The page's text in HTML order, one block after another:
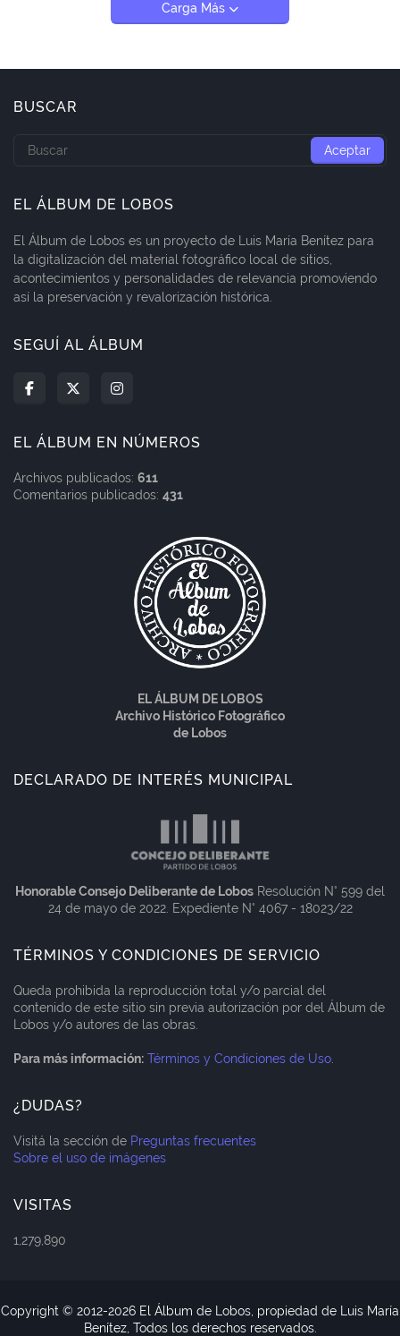
Carga Más
BUSCAR
EL ÁLBUM DE LOBOS
El Álbum de Lobos es un proyecto de Luis María Benítez para
la digitalización del material fotográfico local de sitios,
acontecimientos y personalidades de relevancia promoviendo
así la preservación y revalorización histórica.
SEGUÍ AL ÁLBUM
EL ÁLBUM EN NÚMEROS
Archivos publicados: 611
Comentarios publicados: 431
EL ÁLBUM DE LOBOS
Archivo Histórico Fotográfico
de Lobos
DECLARADO DE INTERÉS MUNICIPAL
Honorable Consejo Deliberante de Lobos Resolución N° 599 del
24 de mayo de 2022. Expediente N° 4067 - 18023/22
TÉRMINOS Y CONDICIONES DE SERVICIO
Queda prohibida la reproducción total y/o parcial del
contenido de este sitio sin previa autorización por del Álbum de
Lobos y/o autores de las obras.
Para más información: Términos y Condiciones de Uso.
¿DUDAS?
Visitá la sección de Preguntas frecuentes
Sobre el uso de imágenes
VISITAS
1,279,890
Copyright © 2012-2026 El Álbum de Lobos, propiedad de Luis María
Benítez, Todos los derechos reservados.